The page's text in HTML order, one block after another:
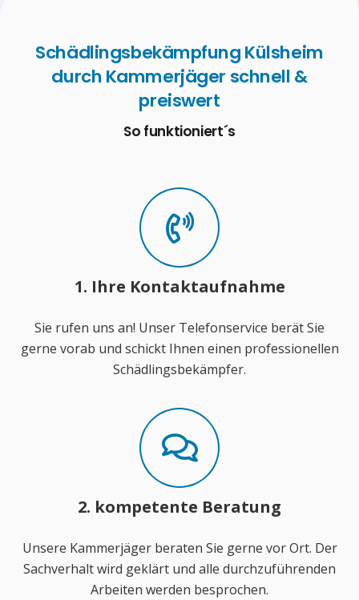
Schädlingsbekämpfung Külsheim
durch Kammerjäger schnell &
preiswert
So funktioniert´s
1. Ihre Kontaktaufnahme
Sie rufen uns an! Unser Telefonservice berät Sie
gerne vorab und schickt Ihnen einen professionellen
Schädlingsbekämpfer.
2. kompetente Beratung
Unsere Kammerjäger beraten Sie gerne vor Ort. Der
Sachverhalt wird geklärt und alle durchzuführenden
Arbeiten werden besprochen.